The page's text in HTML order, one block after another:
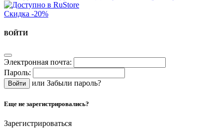
Скидка -20%
ВОЙТИ
Электронная почта:
Пароль:
или Забыли пароль?
Еще не зарегистрировались?
Зарегистрироваться